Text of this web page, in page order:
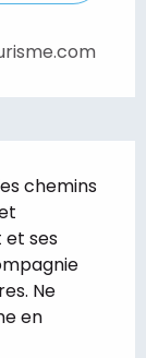
chemins
et ses
Ne
en